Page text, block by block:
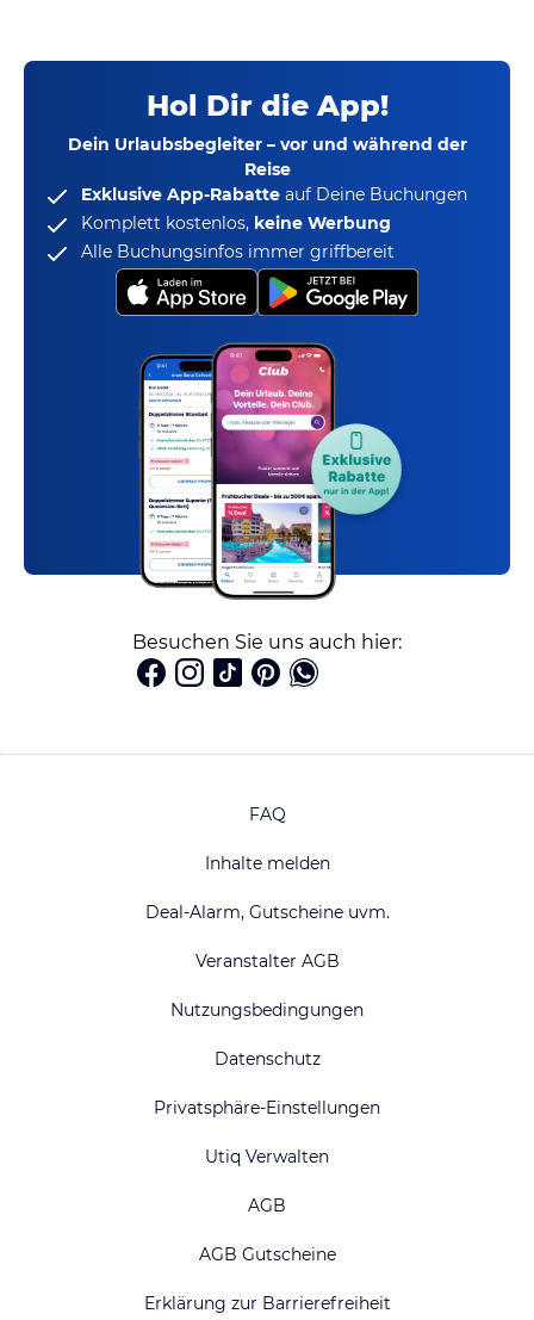
Hol Dir die App!
Dein Urlaubsbegleiter – vor und während der
Reise
Exklusive App-Rabatte auf Deine Buchungen
Komplett kostenlos, keine Werbung
Alle Buchungsinfos immer griffbereit
Besuchen Sie uns auch hier:
FAQ
Inhalte melden
Deal-Alarm, Gutscheine uvm.
Veranstalter AGB
Nutzungsbedingungen
Datenschutz
Privatsphäre-Einstellungen
Utiq Verwalten
AGB
AGB Gutscheine
Erklärung zur Barrierefreiheit